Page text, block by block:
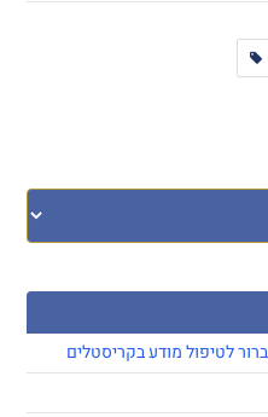
לטיפול מודע בקריסטלים